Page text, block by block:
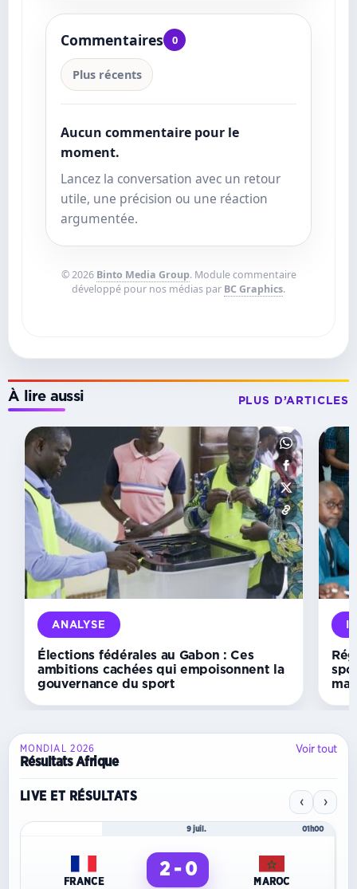
Commentaires 0
Plus récents
Aucun commentaire pour le
moment.
Lancez la conversation avec un retour
utile, une précision ou une réaction
argumentée.
© 2026 Binto Media Group. Module commentaire
développé pour nos médias par BC Graphics.
À lire aussi PLUS D’ARTICLES
SEMAINE
Leadership
féminin :
le
Gabon
veut
devenir
un
carrefour
africain
sport
des
médias
ANALYSE
Élections fédérales au Gabon : Ces
ambitions cachées qui empoisonnent la
gouvernance du sport
MONDIAL 2026
Résultats Afrique
Voir tout
LIVE ET RÉSULTATS ‹ ›
9 juil. 01h00
FRANCE
2 - 0
MAROC